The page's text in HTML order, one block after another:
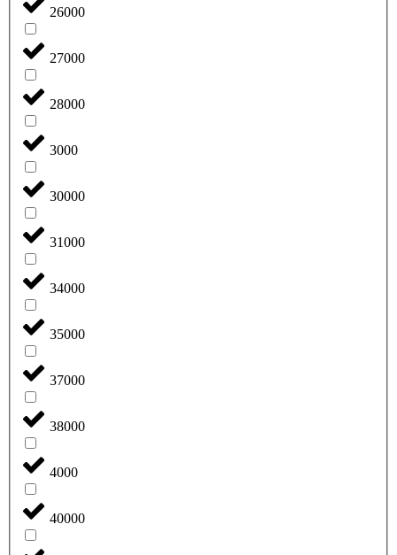
26000
27000
28000
3000
30000
31000
34000
35000
37000
38000
4000
40000